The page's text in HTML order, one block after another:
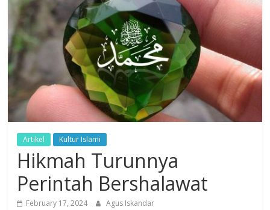
Dzikir,
Fikir,
Ikhtiar
Artikel Kultur Islami
Hikmah Turunnya
Perintah Bershalawat
February 17, 2024 Agus Iskandar